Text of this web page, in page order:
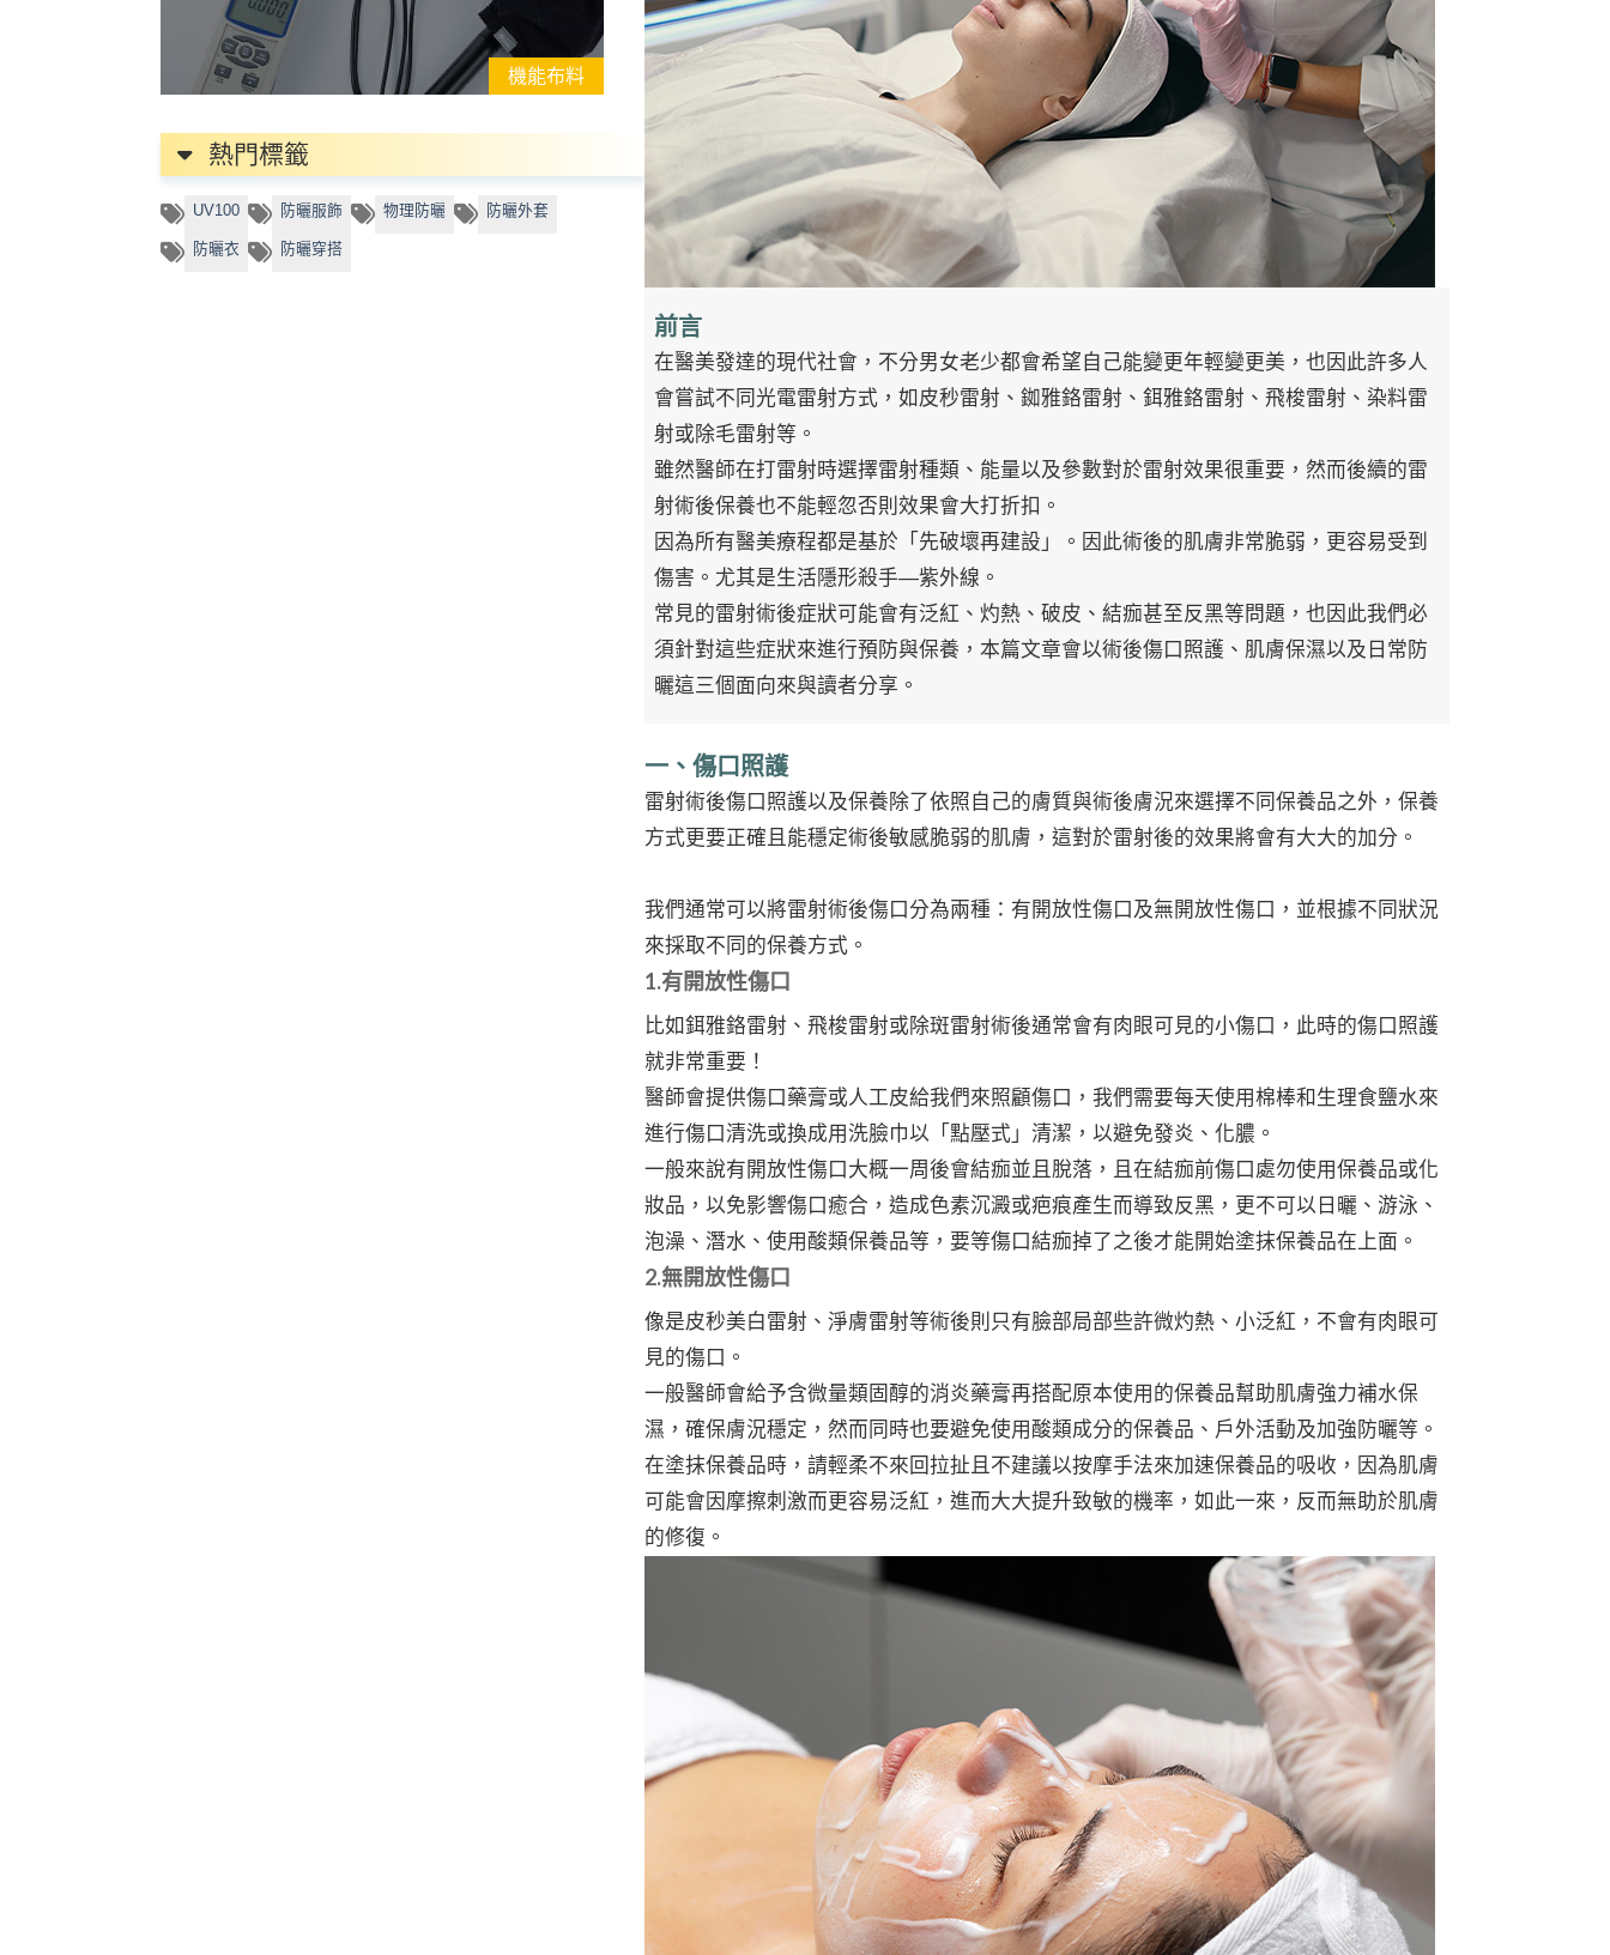
機能布料
熱門標籤
UV100 防曬服飾 物理防曬 防曬外套
防曬衣 防曬穿搭
前言
在醫美發達的現代社會，不分男女老少都會希望自己能變更年輕變更美，也因此許多人
會嘗試不同光電雷射方式，如皮秒雷射、銣雅鉻雷射、鉺雅鉻雷射、飛梭雷射、染料雷
射或除毛雷射等。
雖然醫師在打雷射時選擇雷射種類、能量以及參數對於雷射效果很重要，然而後續的雷
射術後保養也不能輕忽否則效果會大打折扣。
因為所有醫美療程都是基於「先破壞再建設」。因此術後的肌膚非常脆弱，更容易受到
傷害。尤其是生活隱形殺手—紫外線。
常見的雷射術後症狀可能會有泛紅、灼熱、破皮、結痂甚至反黑等問題，也因此我們必
須針對這些症狀來進行預防與保養，本篇文章會以術後傷口照護、肌膚保濕以及日常防
曬這三個面向來與讀者分享。
一、傷口照護
雷射術後傷口照護以及保養除了依照自己的膚質與術後膚況來選擇不同保養品之外，保養
方式更要正確且能穩定術後敏感脆弱的肌膚，這對於雷射後的效果將會有大大的加分。
我們通常可以將雷射術後傷口分為兩種：有開放性傷口及無開放性傷口，並根據不同狀況
來採取不同的保養方式。
1.有開放性傷口
比如鉺雅鉻雷射、飛梭雷射或除斑雷射術後通常會有肉眼可見的小傷口，此時的傷口照護
就非常重要！
醫師會提供傷口藥膏或人工皮給我們來照顧傷口，我們需要每天使用棉棒和生理食鹽水來
進行傷口清洗或換成用洗臉巾以「點壓式」清潔，以避免發炎、化膿。
一般來說有開放性傷口大概一周後會結痂並且脫落，且在結痂前傷口處勿使用保養品或化
妝品，以免影響傷口癒合，造成色素沉澱或疤痕產生而導致反黑，更不可以日曬、游泳、
泡澡、潛水、使用酸類保養品等，要等傷口結痂掉了之後才能開始塗抹保養品在上面。
2.無開放性傷口
像是皮秒美白雷射、淨膚雷射等術後則只有臉部局部些許微灼熱、小泛紅，不會有肉眼可
見的傷口。
一般醫師會給予含微量類固醇的消炎藥膏再搭配原本使用的保養品幫助肌膚強力補水保
濕，確保膚況穩定，然而同時也要避免使用酸類成分的保養品、戶外活動及加強防曬等。
在塗抹保養品時，請輕柔不來回拉扯且不建議以按摩手法來加速保養品的吸收，因為肌膚
可能會因摩擦刺激而更容易泛紅，進而大大提升致敏的機率，如此一來，反而無助於肌膚
的修復。